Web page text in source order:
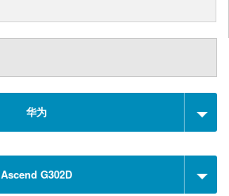
华为
Ascend G302D